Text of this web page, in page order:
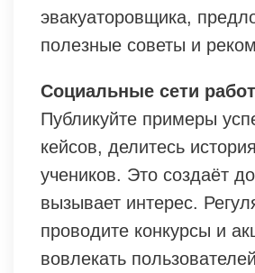
эвакуаторовщика,
полезные советы и
Социальные сети
Публикуйте примеры
кейсов, делитесь
учеников. Это создаёт
вызывает интерес.
проводите конкурсы и
вовлекать